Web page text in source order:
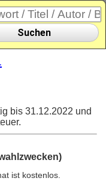
Suchen
bis 31.12.2022 und
ist kostenlos.